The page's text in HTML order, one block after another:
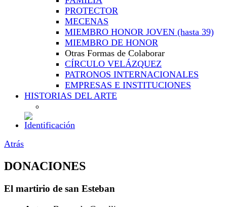
PROTECTOR
MECENAS
MIEMBRO HONOR JOVEN (hasta 39)
MIEMBRO DE HONOR
Otras Formas de Colaborar
CÍRCULO VELÁZQUEZ
PATRONOS INTERNACIONALES
EMPRESAS E INSTITUCIONES
HISTORIAS DEL ARTE
Atrás
DONACIONES
El martirio de san Esteban